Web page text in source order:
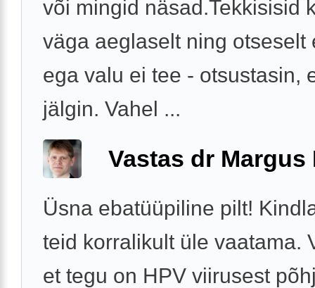
või mingid näsad.Tekkisisid
väga aeglaselt ning otseselt
ega valu ei tee - otsustasin,
jälgin. Vahel ...
Vastas dr Margus
Üsna ebatüüpiline pilt!
teid korralikult üle vaatama.
et tegu on HPV viirusest